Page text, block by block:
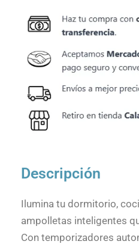
Descripción
Ilumina tu dormitorio,
ampolletas inteligentes
Con temporizadores